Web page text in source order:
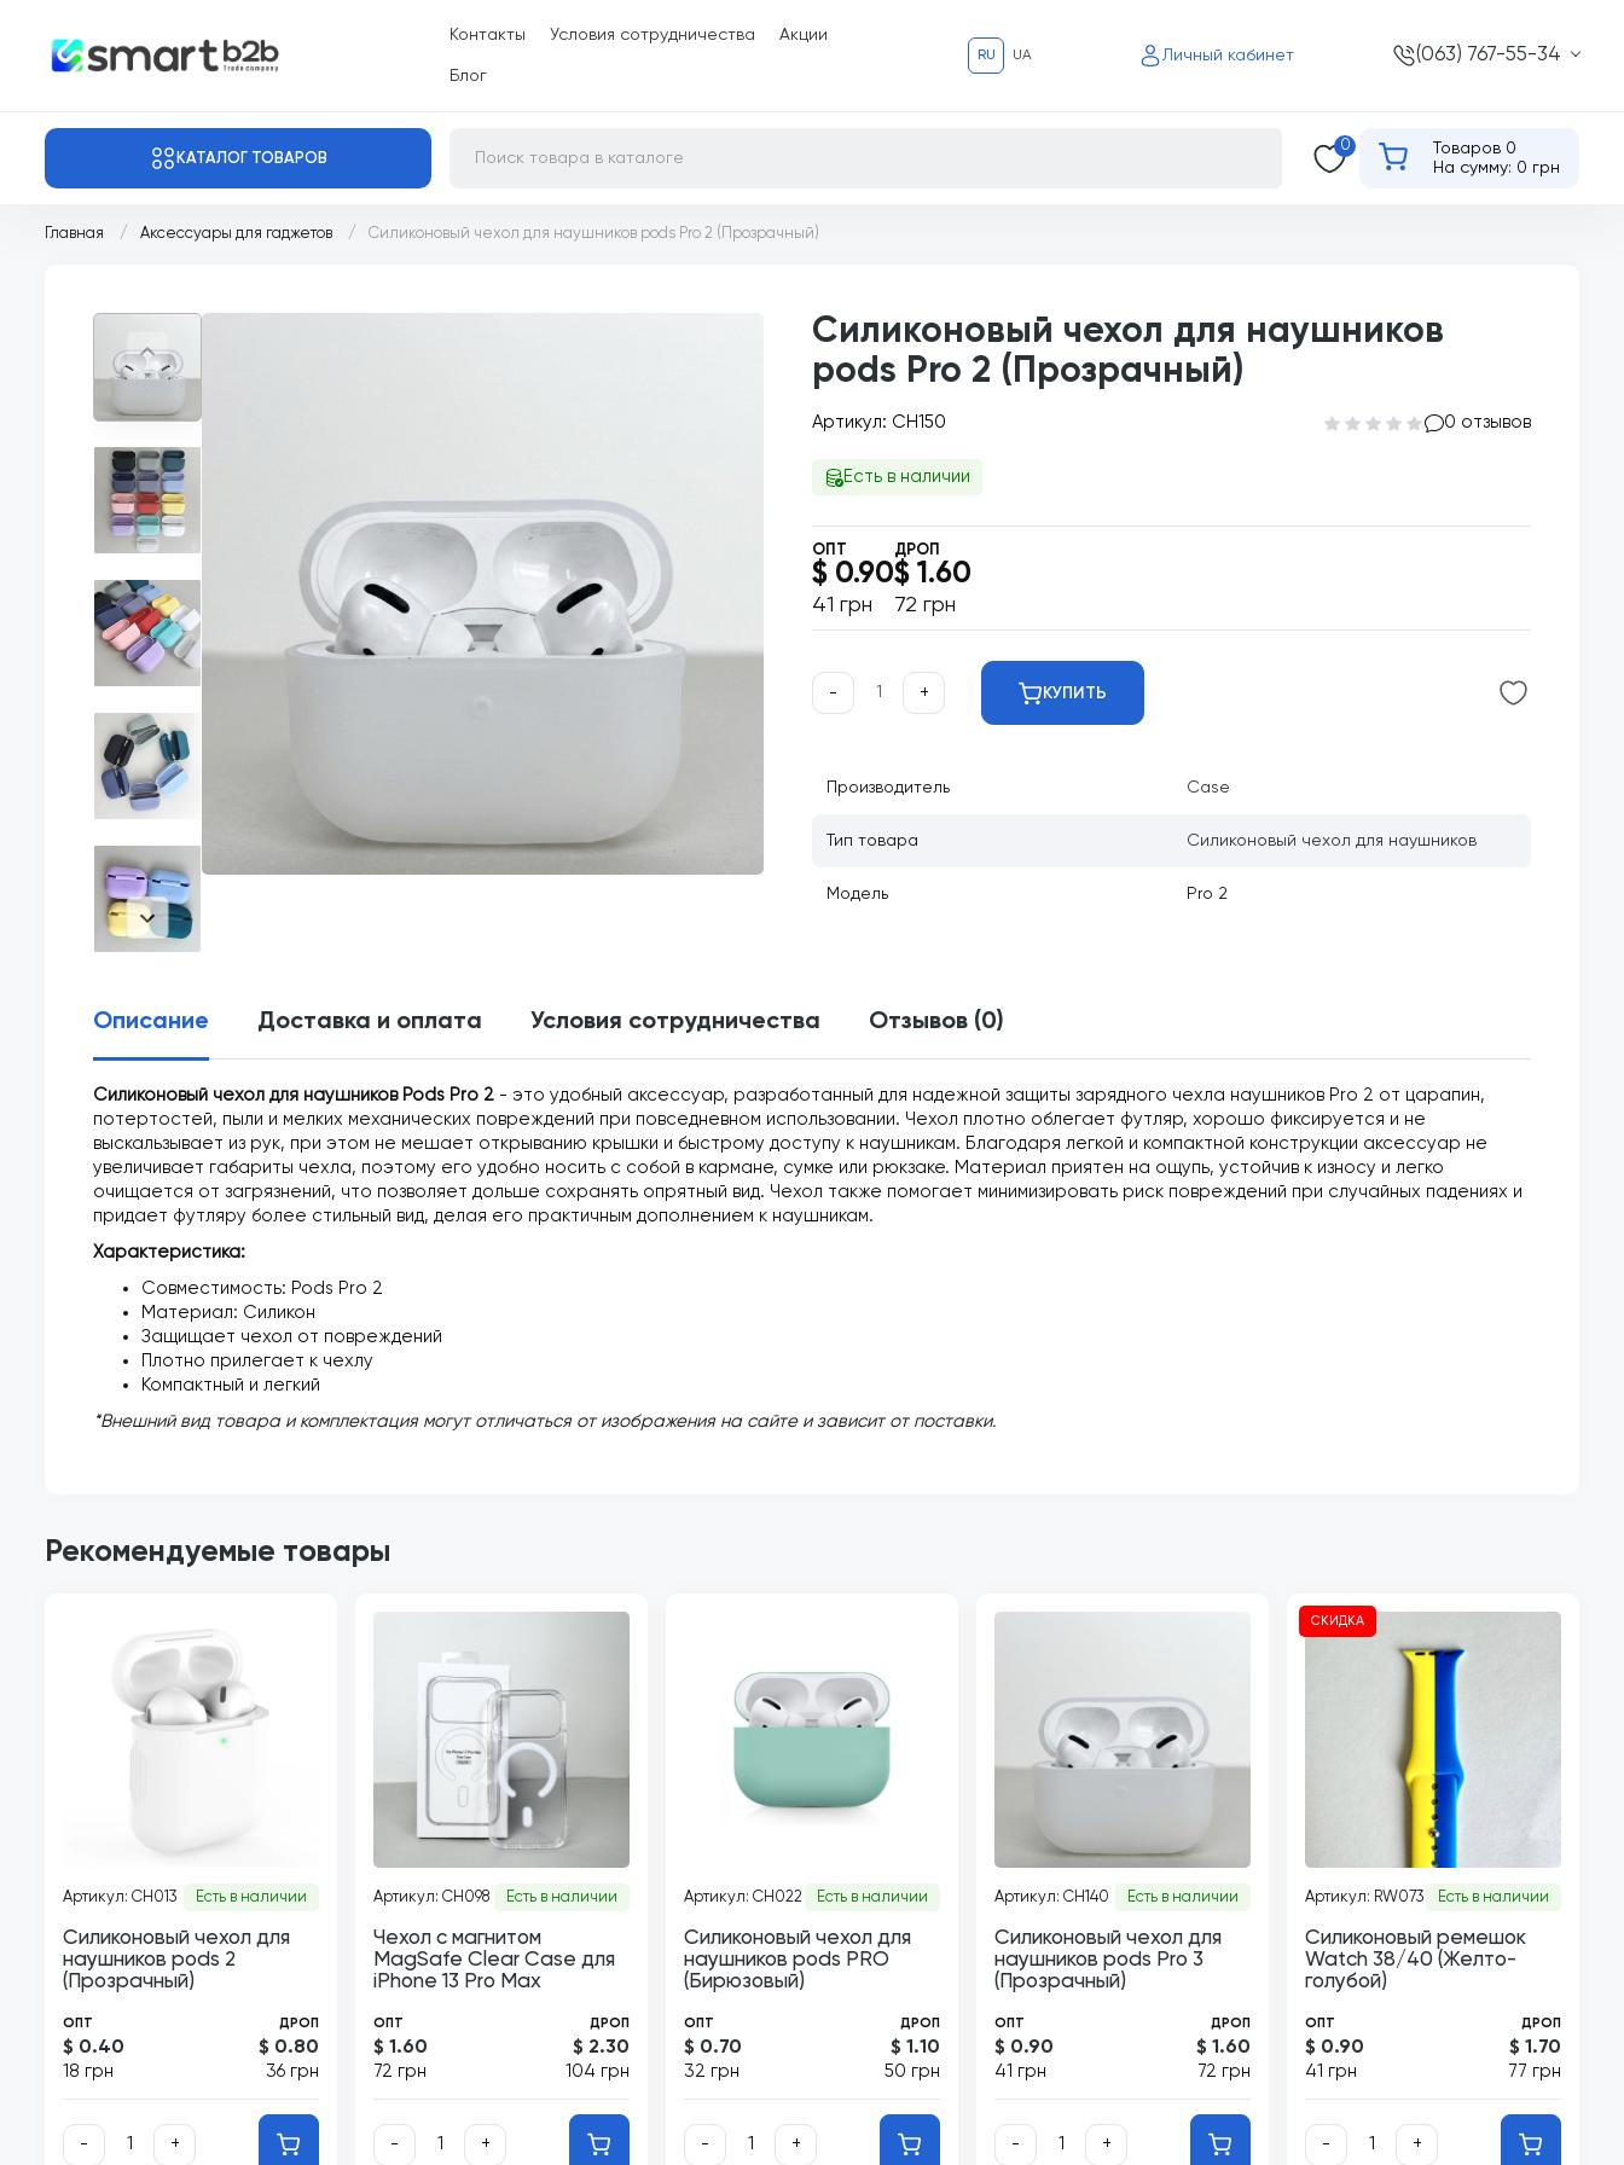
Контакты Условия сотрудничества Акции
Блог
RU UA Личный кабинет (063) 767-55-34
КАТАЛОГ ТОВАРОВ
0
Товаров 0
На сумму: 0 грн
Главная Аксессуары для гаджетов Силиконовый чехол для наушников pods Pro 2 (Прозрачный)
Силиконовый чехол для наушников
pods Pro 2 (Прозрачный)
Артикул: CH150 0 отзывов
Есть в наличии
ОПТ
$ 0.90
41 грн
ДРОП
$ 1.60
72 грн
- + КУПИТЬ
Производитель Case
Тип товара Силиконовый чехол для наушников
Модель Pro 2
Описание Доставка и оплата Условия сотрудничества Отзывов (0)
Силиконовый чехол для наушников Pods Pro 2 - это удобный аксессуар, разработанный для надежной защиты зарядного чехла наушников Pro 2 от царапин,
потертостей, пыли и мелких механических повреждений при повседневном использовании. Чехол плотно облегает футляр, хорошо фиксируется и не
выскальзывает из рук, при этом не мешает открыванию крышки и быстрому доступу к наушникам. Благодаря легкой и компактной конструкции аксессуар не
увеличивает габариты чехла, поэтому его удобно носить с собой в кармане, сумке или рюкзаке. Материал приятен на ощупь, устойчив к износу и легко
очищается от загрязнений, что позволяет дольше сохранять опрятный вид. Чехол также помогает минимизировать риск повреждений при случайных падениях и
придает футляру более стильный вид, делая его практичным дополнением к наушникам.
Характеристика:
Совместимость: Pods Pro 2
Материал: Силикон
Защищает чехол от повреждений
Плотно прилегает к чехлу
Компактный и легкий
*Внешний вид товара и комплектация могут отличаться от изображения на сайте и зависит от поставки.
Рекомендуемые товары
Артикул: CH013 Есть в наличии
Силиконовый чехол для
наушников pods 2
(Прозрачный)
ОПТ
$ 0.40
18 грн
ДРОП
$ 0.80
36 грн
- +
Артикул: CH098 Есть в наличии
Чехол с магнитом
MagSafe Clear Case для
iPhone 13 Pro Max
ОПТ
$ 1.60
72 грн
ДРОП
$ 2.30
104 грн
- +
Артикул: CH022 Есть в наличии
Силиконовый чехол для
наушников pods PRO
(Бирюзовый)
ОПТ
$ 0.70
32 грн
ДРОП
$ 1.10
50 грн
- +
Артикул: CH140 Есть в наличии
Силиконовый чехол для
наушников pods Pro 3
(Прозрачный)
ОПТ
$ 0.90
41 грн
ДРОП
$ 1.60
72 грн
- +
СКИДКА
Артикул: RW073 Есть в наличии
Силиконовый ремешок
Watch 38/40 (Желто-
голубой)
ОПТ
$ 0.90
41 грн
ДРОП
$ 1.70
77 грн
- +